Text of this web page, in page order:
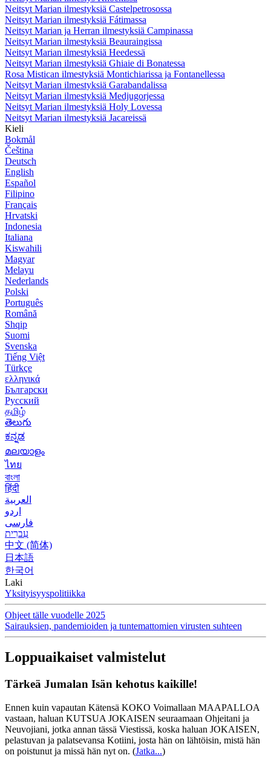
Neitsyt Marian ilmestyksiä Castelpetrosossa
Neitsyt Marian ilmestyksiä Fátimassa
Neitsyt Marian ja Herran ilmestyksiä Campinassa
Neitsyt Marian ilmestyksiä Beauraingissa
Neitsyt Marian ilmestyksiä Heedessä
Neitsyt Marian ilmestyksiä Ghiaie di Bonatessa
Rosa Mistican ilmestyksiä Montichiarissa ja Fontanellessa
Neitsyt Marian ilmestyksiä Garabandalissa
Neitsyt Marian ilmestyksiä Medjugorjessa
Neitsyt Marian ilmestyksiä Holy Lovessa
Neitsyt Marian ilmestyksiä Jacareissä
Kieli
Bokmål
Čeština
Deutsch
English
Español
Filipino
Français
Hrvatski
Indonesia
Italiana
Kiswahili
Magyar
Melayu
Nederlands
Polski
Português
Română
Shqip
Suomi
Svenska
Tiếng Việt
Türkçe
ελληνικά
Български
Русский
தமிழ்
తెలుగు
ಕನ್ನಡ
മലയാളം
ไทย
বাংলা
हिंदी
العربية
اردو
فارسی
עִברִית
中文 (简体)
日本語
한국어
Laki
Yksityisyyspolitiikka
Ohjeet tälle vuodelle 2025
Sairauksien, pandemioiden ja tuntemattomien virusten suhteen
Loppuaikaiset valmistelut
Tärkeä Jumalan Isän kehotus kaikille!
Ennen kuin vapautan Kätensä KOKO Voimallaan MAAPALLOA
vastaan, haluan KUTSUA JOKAISEN seuraamaan Ohjeitani ja
Neuvojiani, jotka annan tässä Viestissä, koska haluan JOKAISEN,
pelastuvan ja palatsevansa Kotiini, josta hän on lähtöisin, mistä hän
on poistunut ja missä hän nyt on. (Jatka...)